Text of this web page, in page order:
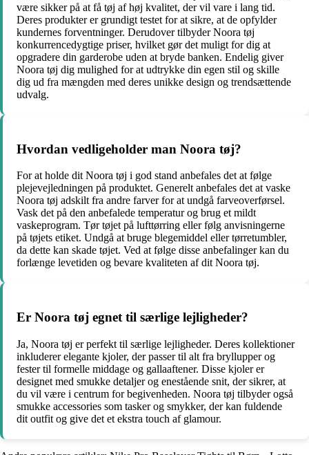
være sikker på at få tøj af høj kvalitet, der vil vare i lang tid.
Deres produkter er grundigt testet for at sikre, at de opfylder
kundernes forventninger. Derudover tilbyder Noora tøj
konkurrencedygtige priser, hvilket gør det muligt for dig at
opgradere din garderobe uden at bryde banken. Endelig giver
Noora tøj dig mulighed for at udtrykke din egen stil og skille
dig ud fra mængden med deres unikke design og trendsættende
udvalg.
Hvordan vedligeholder man Noora tøj?
For at holde dit Noora tøj i god stand anbefales det at følge
plejevejledningen på produktet. Generelt anbefales det at vaske
Noora tøj adskilt fra andre farver for at undgå farveoverførsel.
Vask det på den anbefalede temperatur og brug et mildt
vaskeprogram. Tør tøjet på lufttørring eller følg anvisningerne
på tøjets etiket. Undgå at bruge blegemiddel eller tørretumbler,
da dette kan skade tøjet. Ved at følge disse anbefalinger kan du
forlænge levetiden og bevare kvaliteten af dit Noora tøj.
Er Noora tøj egnet til særlige lejligheder?
Ja, Noora tøj er perfekt til særlige lejligheder. Deres kollektioner
inkluderer elegante kjoler, der passer til alt fra bryllupper og
fester til formelle middage og gallaaftener. Disse kjoler er
designet med smukke detaljer og enestående snit, der sikrer, at
du vil være i centrum for begivenheden. Noora tøj tilbyder også
smukke accessories som tasker og smykker, der kan fuldende
dit outfit og give det et ekstra touch af glamour.